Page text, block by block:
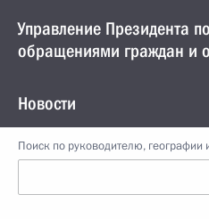
Управление Президента
обращениями граждан и
Новости
Поиск по руководителю, географии